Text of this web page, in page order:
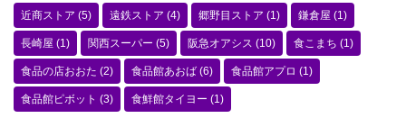
近商ストア (5) 遠鉄ストア (4) 郷野目ストア (1) 鎌倉屋 (1)
長崎屋 (1) 関西スーパー (5) 阪急オアシス (10) 食こまち (1)
食品の店おおた (2) 食品館あおば (6) 食品館アプロ (1)
食品館ピボット (3) 食鮮館タイヨー (1)